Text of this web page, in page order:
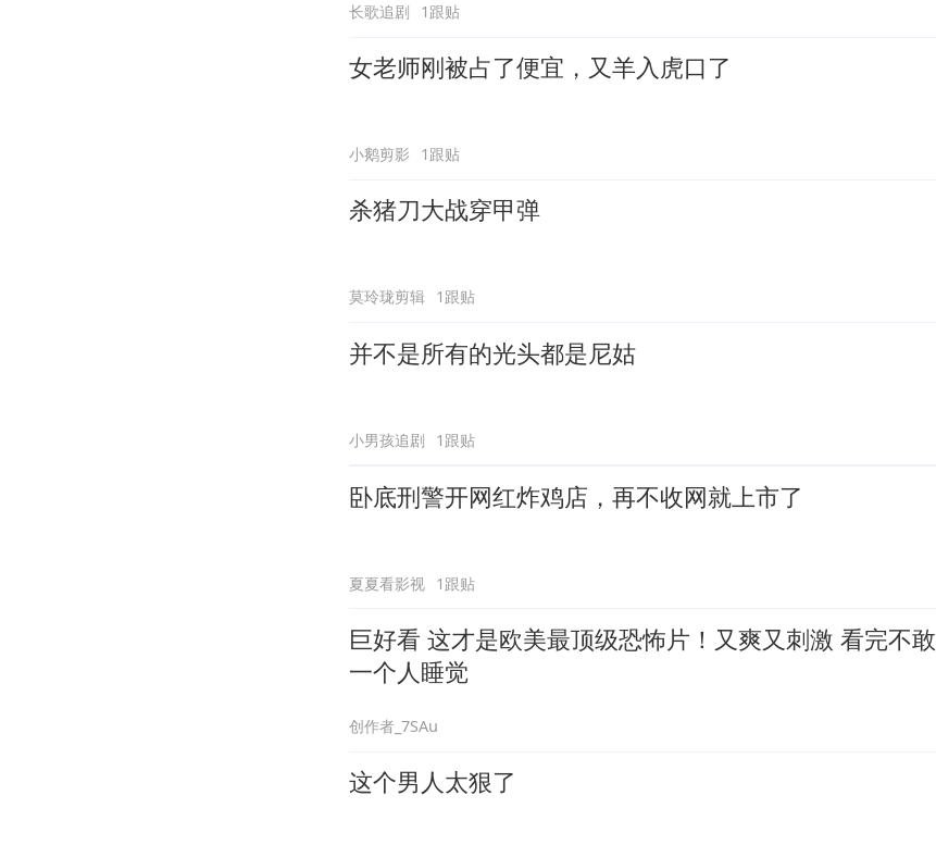
长歌追剧 1跟贴
女老师刚被占了便宜，又羊入虎口了
小鹅剪影 1跟贴
杀猪刀大战穿甲弹
莫玲珑剪辑 1跟贴
并不是所有的光头都是尼姑
小男孩追剧 1跟贴
卧底刑警开网红炸鸡店，再不收网就上市了
夏夏看影视 1跟贴
巨好看 这才是欧美最顶级恐怖片！又爽又刺激 看完不敢
一个人睡觉
创作者_7SAu
这个男人太狠了